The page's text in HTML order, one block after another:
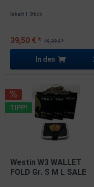
Inhalt1 Stück
49,99 € *
39,50 € *
In den
TIPP!
Westin W3 WALLET
FOLD Gr. S M L SALE